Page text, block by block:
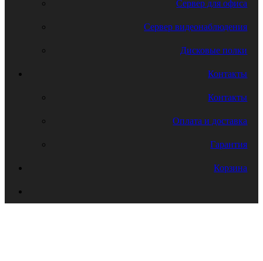
Сервер для офиса
Сервер видеонаблюдения
Дисковые полки
Контакты
Контакты
Оплата и доставка
Гарантия
Корзина